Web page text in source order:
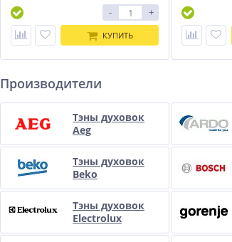
- +
КУПИТЬ
Производители
Тэны духовок
Aeg
Тэны духовок
Beko
Тэны духовок
Electrolux